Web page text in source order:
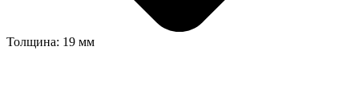
Толщина: 19 мм